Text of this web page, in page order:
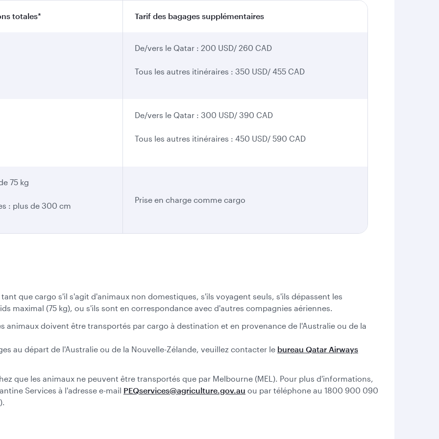
totales* Tarif des bagages supplémentaires
De/vers le Qatar : 200 USD/ 260 CAD
Tous les autres itinéraires : 350 USD/ 455 CAD
De/vers le Qatar : 300 USD/ 390 CAD
Tous les autres itinéraires : 450 USD/ 590 CAD
75 kg
: plus de 300 cm
Prise en charge comme cargo
que cargo s'il s'agit d'animaux non domestiques, s'ils voyagent seuls, s'ils dépassent les
maximal (75 kg), ou s'ils sont en correspondance avec d'autres compagnies aériennes.
animaux doivent être transportés par cargo à destination et en provenance de l'Australie ou de la
au départ de l'Australie ou de la Nouvelle-Zélande, veuillez contacter le bureau Qatar Airways
que les animaux ne peuvent être transportés que par Melbourne (MEL). Pour plus d'informations,
Services à l'adresse e-mail PEQservices@agriculture.gov.au ou par téléphone au 1800 900 090